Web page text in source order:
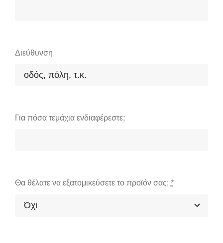
Διεύθυνση
Για πόσα τεμάχια ενδιαφέρεστε;
Θα θέλατε να εξατομικεύσετε το προϊόν σας; *